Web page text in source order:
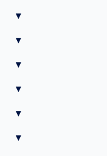
▾
▾
▾
▾
▾
▾